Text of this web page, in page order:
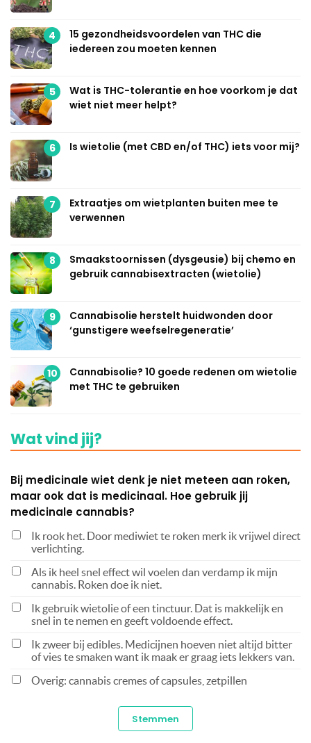
4
15 gezondheidsvoordelen van THC die
iedereen zou moeten kennen
5
Wat is THC-tolerantie en hoe voorkom je dat
wiet niet meer helpt?
6 Is wietolie (met CBD en/of THC) iets voor mij?
7
Extraatjes om wietplanten buiten mee te
verwennen
8
Smaakstoornissen (dysgeusie) bij chemo en
gebruik cannabisextracten (wietolie)
9
Cannabisolie herstelt huidwonden door
‘gunstigere weefselregeneratie’
10
Cannabisolie? 10 goede redenen om wietolie
met THC te gebruiken
Wat vind jij?
Bij medicinale wiet denk je niet meteen aan roken,
maar ook dat is medicinaal. Hoe gebruik jij
medicinale cannabis?
Ik rook het. Door mediwiet te roken merk ik vrijwel direct
verlichting.
Als ik heel snel effect wil voelen dan verdamp ik mijn
cannabis. Roken doe ik niet.
Ik gebruik wietolie of een tinctuur. Dat is makkelijk en
snel in te nemen en geeft voldoende effect.
Ik zweer bij edibles. Medicijnen hoeven niet altijd bitter
of vies te smaken want ik maak er graag iets lekkers van.
Overig: cannabis cremes of capsules, zetpillen